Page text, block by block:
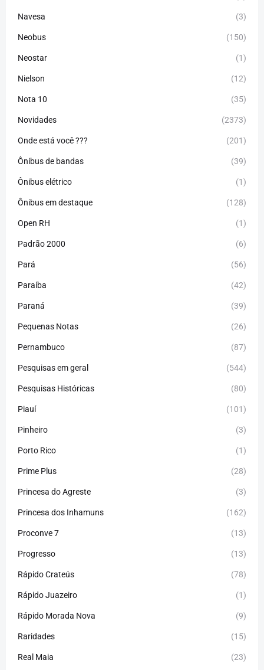
Navesa (3)
Neobus (150)
Neostar (1)
Nielson (12)
Nota 10 (35)
Novidades (2373)
Onde está você ??? (201)
Ônibus de bandas (39)
Ônibus elétrico (1)
Ônibus em destaque (128)
Open RH (1)
Padrão 2000 (6)
Pará (56)
Paraíba (42)
Paraná (39)
Pequenas Notas (26)
Pernambuco (87)
Pesquisas em geral (544)
Pesquisas Históricas (80)
Piauí (101)
Pinheiro (3)
Porto Rico (1)
Prime Plus (28)
Princesa do Agreste (3)
Princesa dos Inhamuns (162)
Proconve 7 (13)
Progresso (13)
Rápido Crateús (78)
Rápido Juazeiro (1)
Rápido Morada Nova (9)
Raridades (15)
Real Maia (23)